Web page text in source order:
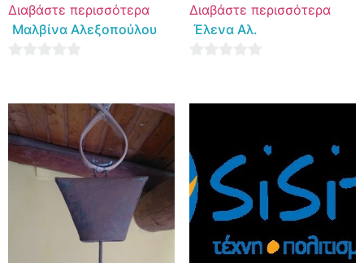
Διαβάστε περισσότερα
Μαλβίνα Αλεξοπούλου
of
5
Διαβάστε περισσότερα
Έλενα Αλ.